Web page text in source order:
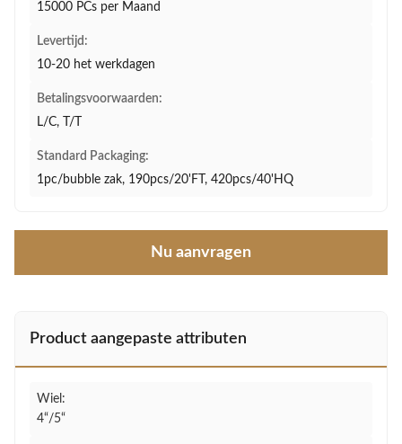
15000 PCs per Maand
Levertijd:
10-20 het werkdagen
Betalingsvoorwaarden:
L/C, T/T
Standard Packaging:
1pc/bubble zak, 190pcs/20'FT, 420pcs/40'HQ
Nu aanvragen
Product aangepaste attributen
Wiel:
4“/5“